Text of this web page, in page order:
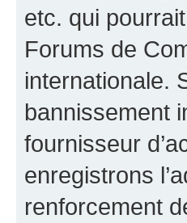
etc. qui
Forums de
internationale.
bannissement
fournisseur
enregistrons
renforcement